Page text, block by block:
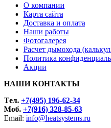
О компании
Карта сайта
Доставка и оплата
Наши работы
Фотогалерея
Расчет дымохода
Политика
Акции
НАШИ КОНТАКТЫ
Tел. +7(495) 196-62-34
Моб. +7(916) 328-85-63
Email: info@heatsystems.ru